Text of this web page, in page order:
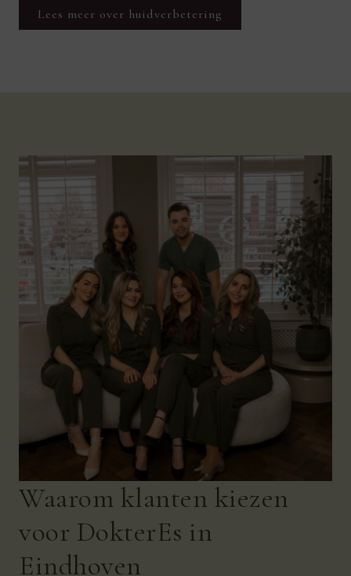
Lees meer over huidverbetering
Waarom klanten kiezen
voor DokterEs in
Eindhoven